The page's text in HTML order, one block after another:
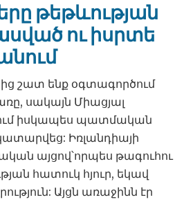
թեթևության
ու իսրտե
շատ ենք օգտագործում
սակայն Միացյալ
իսկապես պատմական
Իռլանդիայի
այցով՝որպես թագուհու
հատուկ հյուր, եկավ
Այցն առաջինն էր